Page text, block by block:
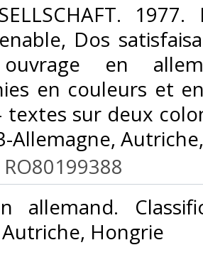
Dos
en
en couleurs et
sur deux
Allemagne,
allemand.
Hongrie‎